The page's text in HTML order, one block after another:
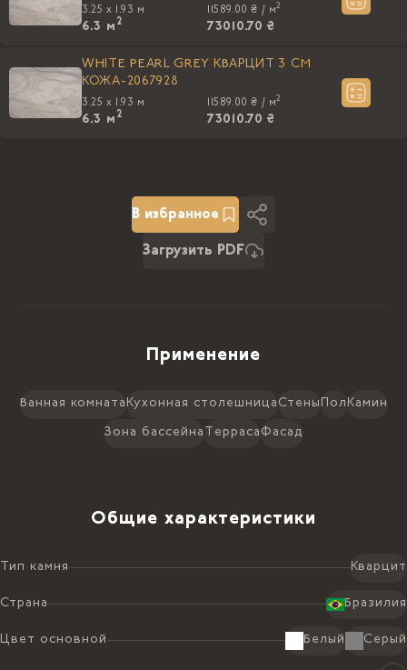
3.25 x 1.93 м
6.3 м 2
11589.00 ₴ / м2
73010.70 ₴
WHITE PEARL GREY КВАРЦИТ 3 CM
КОЖА-2067928
3.25 x 1.93 м
6.3 м 2
11589.00 ₴ / м2
73010.70 ₴
В избранное
Загрузить PDF
Применение
Ванная комната Кухонная столешница Стены Пол Камин
Зона бассейна Терраса Фасад
Общие характеристики
Тип камня Кварцит
Страна Бразилия
Цвет основной Белый Серый